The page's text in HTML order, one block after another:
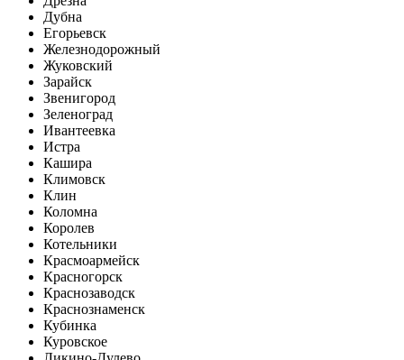
Дубна
Егорьевск
Железнодорожный
Жуковский
Зарайск
Звенигород
Зеленоград
Ивантеевка
Истра
Кашира
Климовск
Клин
Коломна
Королев
Котельники
Красмоармейск
Красногорск
Краснозаводск
Краснознаменск
Кубинка
Куровское